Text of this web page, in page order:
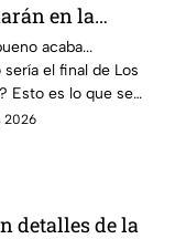
en la
40? Actriz
Simpson da
acaba...
sería el final de Los
Esto es lo que se
2026
detalles de la